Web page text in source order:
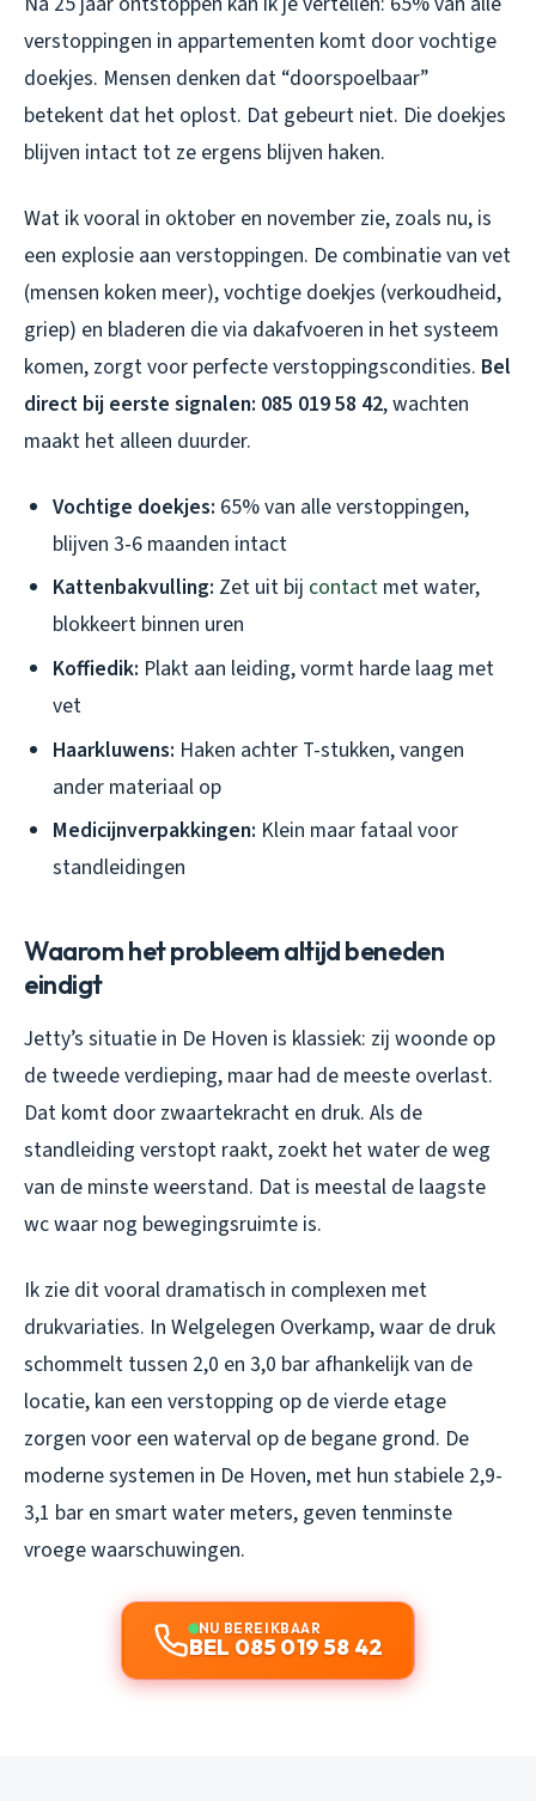
verstoppingen in appartementen komt door vochtige
doekjes. Mensen denken dat “doorspoelbaar”
betekent dat het oplost. Dat gebeurt niet. Die doekjes
blijven intact tot ze ergens blijven haken.
Wat ik vooral in oktober en november zie, zoals nu, is
een explosie aan verstoppingen. De combinatie van vet
(mensen koken meer), vochtige doekjes (verkoudheid,
griep) en bladeren die via dakafvoeren in het systeem
komen, zorgt voor perfecte verstoppingscondities. Bel
direct bij eerste signalen: 085 019 58 42, wachten
maakt het alleen duurder.
Vochtige doekjes: 65% van alle verstoppingen,
blijven 3-6 maanden intact
Kattenbakvulling: Zet uit bij contact met water,
blokkeert binnen uren
Koffiedik: Plakt aan leiding, vormt harde laag met
vet
Haarkluwens: Haken achter T-stukken, vangen
ander materiaal op
Medicijnverpakkingen: Klein maar fataal voor
standleidingen
Waarom het probleem altijd beneden
eindigt
Jetty’s situatie in De Hoven is klassiek: zij woonde op
de tweede verdieping, maar had de meeste overlast.
Dat komt door zwaartekracht en druk. Als de
standleiding verstopt raakt, zoekt het water de weg
van de minste weerstand. Dat is meestal de laagste
wc waar nog bewegingsruimte is.
Ik zie dit vooral dramatisch in complexen met
drukvariaties. In Welgelegen Overkamp, waar de druk
schommelt tussen 2,0 en 3,0 bar afhankelijk van de
locatie, kan een verstopping op de vierde etage
zorgen voor een waterval op de begane grond. De
moderne systemen in De Hoven, met hun stabiele 2,9-
3,1 bar en smart water meters, geven tenminste
vroege waarschuwingen.
NU BEREIKBAAR
BEL 085 019 58 42